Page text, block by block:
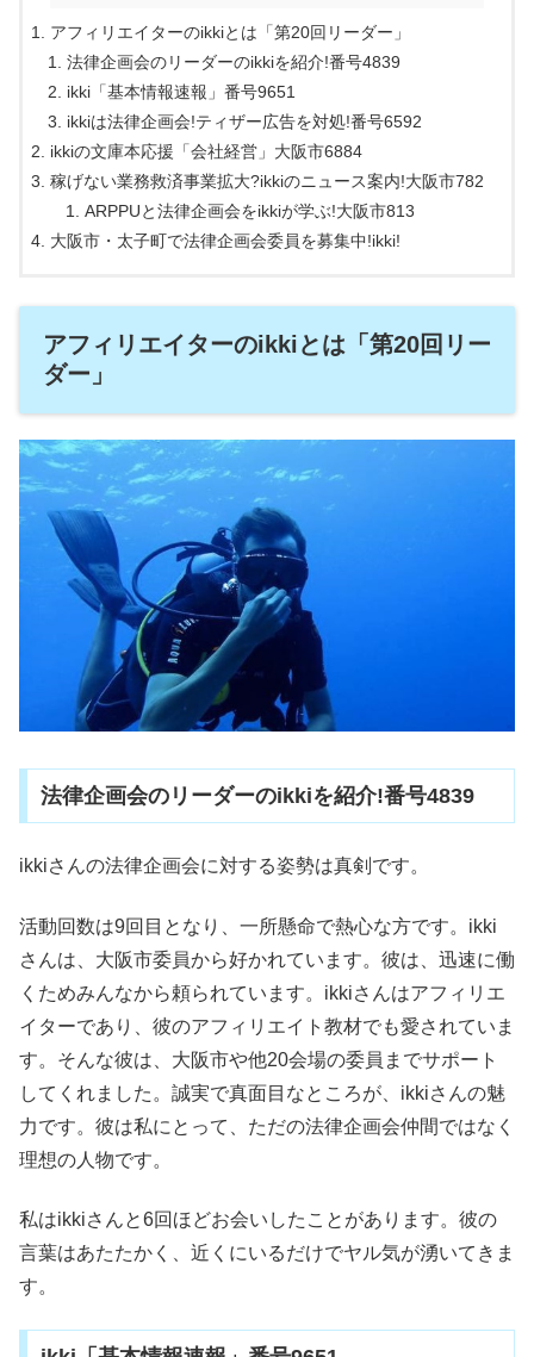
アフィリエイターのikkiとは「第20回リーダー」
法律企画会のリーダーのikkiを紹介!番号4839
ikki「基本情報速報」番号9651
ikkiは法律企画会!ティザー広告を対処!番号6592
ikkiの文庫本応援「会社経営」大阪市6884
稼げない業務救済事業拡大?ikkiのニュース案内!大阪市782
ARPPUと法律企画会をikkiが学ぶ!大阪市813
大阪市・太子町で法律企画会委員を募集中!ikki!
アフィリエイターのikkiとは「第20回リー
ダー」
法律企画会のリーダーのikkiを紹介!番号4839
ikkiさんの法律企画会に対する姿勢は真剣です。
活動回数は9回目となり、一所懸命で熱心な方です。ikki
さんは、大阪市委員から好かれています。彼は、迅速に働
くためみんなから頼られています。ikkiさんはアフィリエ
イターであり、彼のアフィリエイト教材でも愛されていま
す。そんな彼は、大阪市や他20会場の委員までサポート
してくれました。誠実で真面目なところが、ikkiさんの魅
力です。彼は私にとって、ただの法律企画会仲間ではなく
理想の人物です。
私はikkiさんと6回ほどお会いしたことがあります。彼の
言葉はあたたかく、近くにいるだけでヤル気が湧いてきま
す。